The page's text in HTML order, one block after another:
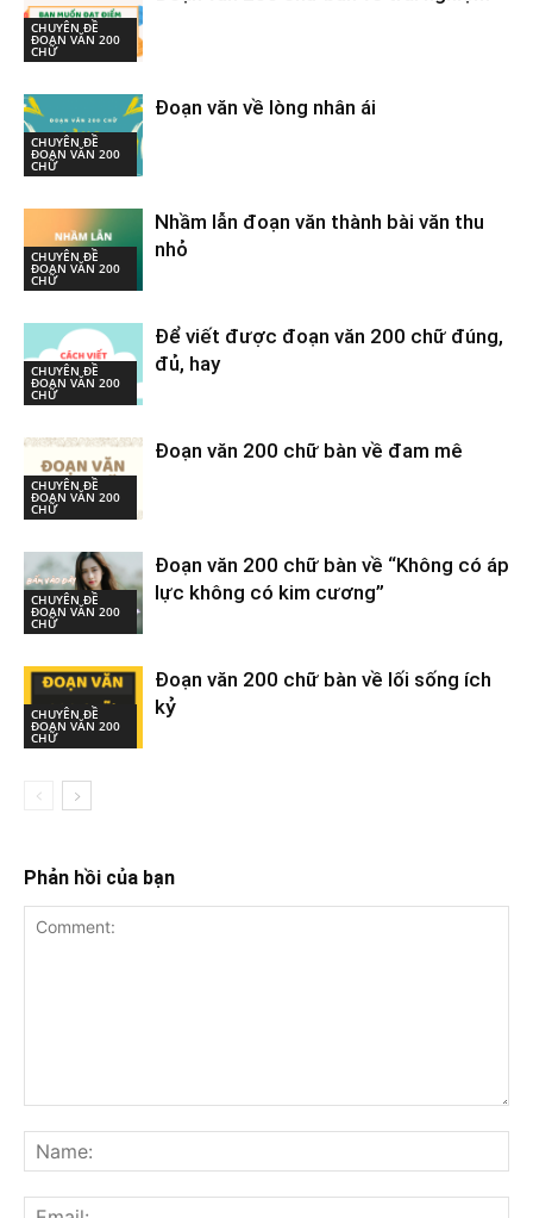
CHUYÊN ĐỀ
ĐOẠN VĂN 200
CHỮ
CHUYÊN ĐỀ
ĐOẠN VĂN 200
CHỮ
Đoạn văn về lòng nhân ái
CHUYÊN ĐỀ
ĐOẠN VĂN 200
CHỮ
Nhầm lẫn đoạn văn thành bài văn thu
nhỏ
CHUYÊN ĐỀ
ĐOẠN VĂN 200
CHỮ
Để viết được đoạn văn 200 chữ đúng,
đủ, hay
CHUYÊN ĐỀ
ĐOẠN VĂN 200
CHỮ
Đoạn văn 200 chữ bàn về đam mê
CHUYÊN ĐỀ
ĐOẠN VĂN 200
CHỮ
Đoạn văn 200 chữ bàn về “Không có áp
lực không có kim cương”
CHUYÊN ĐỀ
ĐOẠN VĂN 200
CHỮ
Đoạn văn 200 chữ bàn về lối sống ích
kỷ
Phản hồi của bạn